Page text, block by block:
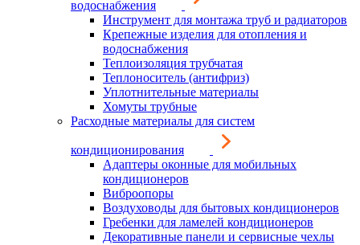
водоснабжения
Инструмент для монтажа труб и радиаторов
Крепежные изделия для отопления и
водоснабжения
Теплоизоляция трубчатая
Теплоноситель (антифриз)
Уплотнительные материалы
Хомуты трубные
Расходные материалы для систем
кондиционирования
Адаптеры оконные для мобильных
кондиционеров
Виброопоры
Воздуховоды для бытовых кондиционеров
Гребенки для ламелей кондиционеров
Декоративные панели и сервисные чехлы